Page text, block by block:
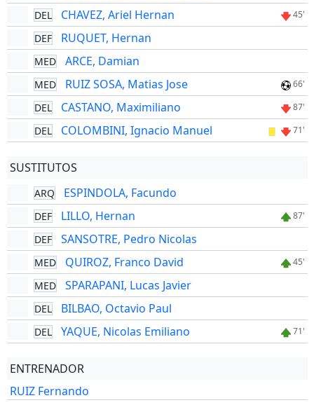
DEL CHAVEZ, Ariel Hernan 45'
DEF RUQUET, Hernan
MED ARCE, Damian
MED RUIZ SOSA, Matias Jose 66'
DEL CASTANO, Maximiliano 87'
DEL COLOMBINI, Ignacio Manuel 71'
SUSTITUTOS
ARQ ESPINDOLA, Facundo
DEF LILLO, Hernan 87'
DEF SANSOTRE, Pedro Nicolas
MED QUIROZ, Franco David 45'
MED SPARAPANI, Lucas Javier
DEL BILBAO, Octavio Paul
DEL YAQUE, Nicolas Emiliano 71'
ENTRENADOR
RUIZ Fernando